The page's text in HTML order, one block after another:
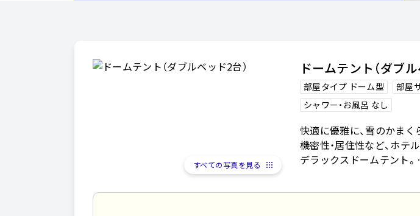
すべての写真を見る
ドームテント（ダブ
部屋タイプ ドーム型 部屋
シャワー・お風呂 なし
快適に優雅に、雪のかまく
機密性・居住性など、ホテ
デラックスドームテント。
窮屈さを感じることはあ